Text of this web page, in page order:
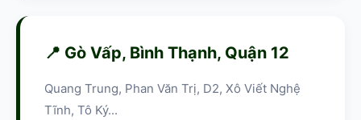
📍 Gò Vấp, Bình Thạnh, Quận 12
Quang Trung, Phan Văn Trị, D2, Xô Viết Nghệ
Tĩnh, Tô Ký...